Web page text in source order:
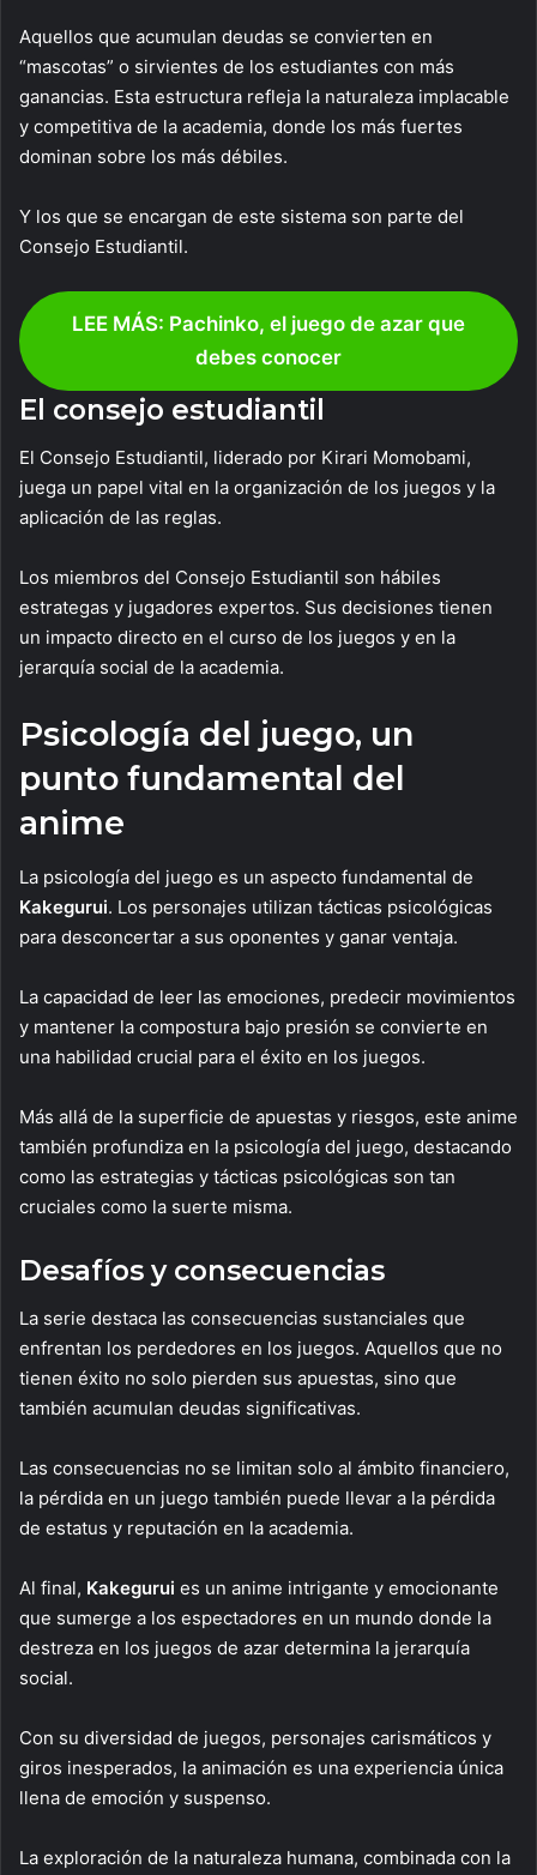
Aquellos que acumulan deudas se convierten en
“mascotas” o sirvientes de los estudiantes con más
ganancias. Esta estructura refleja la naturaleza implacable
y competitiva de la academia, donde los más fuertes
dominan sobre los más débiles.
Y los que se encargan de este sistema son parte del
Consejo Estudiantil.
LEE MÁS: Pachinko, el juego de azar que
debes conocer
El consejo estudiantil
El Consejo Estudiantil, liderado por Kirari Momobami,
juega un papel vital en la organización de los juegos y la
aplicación de las reglas.
Los miembros del Consejo Estudiantil son hábiles
estrategas y jugadores expertos. Sus decisiones tienen
un impacto directo en el curso de los juegos y en la
jerarquía social de la academia.
Psicología del juego, un
punto fundamental del
anime
La psicología del juego es un aspecto fundamental de
Kakegurui. Los personajes utilizan tácticas psicológicas
para desconcertar a sus oponentes y ganar ventaja.
La capacidad de leer las emociones, predecir movimientos
y mantener la compostura bajo presión se convierte en
una habilidad crucial para el éxito en los juegos.
Más allá de la superficie de apuestas y riesgos, este anime
también profundiza en la psicología del juego, destacando
como las estrategias y tácticas psicológicas son tan
cruciales como la suerte misma.
Desafíos y consecuencias
La serie destaca las consecuencias sustanciales que
enfrentan los perdedores en los juegos. Aquellos que no
tienen éxito no solo pierden sus apuestas, sino que
también acumulan deudas significativas.
Las consecuencias no se limitan solo al ámbito financiero,
la pérdida en un juego también puede llevar a la pérdida
de estatus y reputación en la academia.
Al final, Kakegurui es un anime intrigante y emocionante
que sumerge a los espectadores en un mundo donde la
destreza en los juegos de azar determina la jerarquía
social.
Con su diversidad de juegos, personajes carismáticos y
giros inesperados, la animación es una experiencia única
llena de emoción y suspenso.
La exploración de la naturaleza humana, combinada con la